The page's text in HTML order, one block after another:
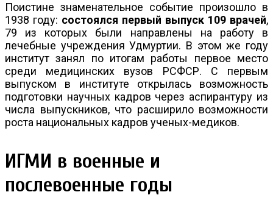
Поистине знаменательное событие произошло в
1938 году: состоялся первый выпуск 109 врачей,
79 из которых были направлены на работу в
лечебные учреждения Удмуртии. В этом же году
институт занял по итогам работы первое место
среди медицинских вузов РСФСР. С первым
выпуском в институте открылась возможность
подготовки научных кадров через аспирантуру из
числа выпускников, что расширило возможности
роста национальных кадров ученых-медиков.
ИГМИ в военные и
послевоенные годы